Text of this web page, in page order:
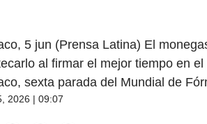
5 jun (Prensa Latina) El
al firmar el mejor tiempo en
sexta parada del Mundial de
2026 | 09:07